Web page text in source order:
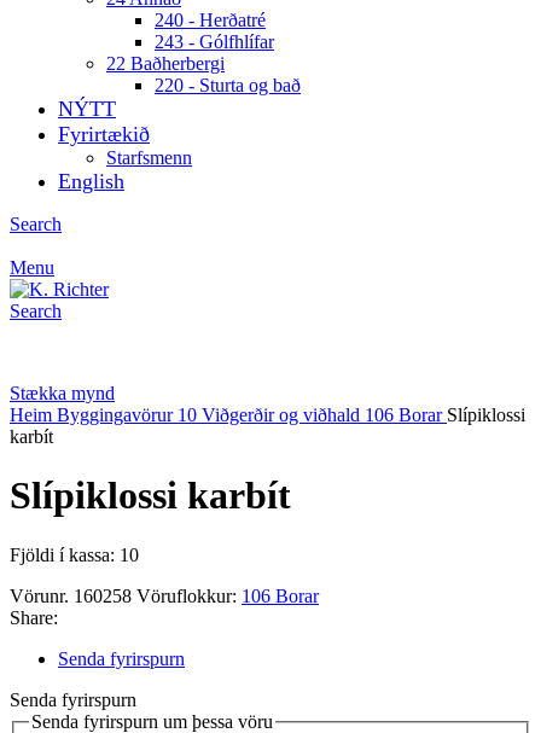
240 - Herðatré
243 - Gólfhlífar
22 Baðherbergi
220 - Sturta og bað
NÝTT
Fyrirtækið
Starfsmenn
English
Search
Menu
Search
Stækka mynd
Heim Byggingavörur 10 Viðgerðir og viðhald 106 Borar Slípiklossi
karbít
Slípiklossi karbít
Fjöldi í kassa: 10
Vörunr. 160258 Vöruflokkur: 106 Borar
Share:
Senda fyrirspurn
Senda fyrirspurn
Senda fyrirspurn um þessa vöru